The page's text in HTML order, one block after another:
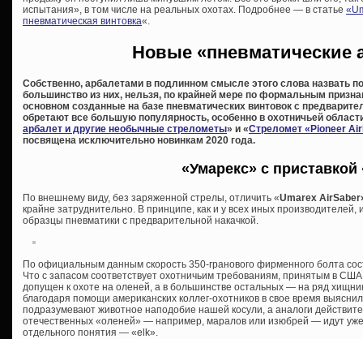
испытания», в том числе на реальных охотах. Подробнее — в статье
пневматическая винтовка«.
Новые «пневматические
Собственно, арбалетами в подлинном смысле этого слова назвать
большинство из них, нельзя, по крайней мере по формальным
основном созданные на базе пневматических винтовок с
обретают все большую популярность, особенно в охотничьей
арбалет и другие необычные стрелометы» и «Стреломет «Pioneer
посвящена исключительно новинкам 2020 года.
«Умарекс» с приставкой
По внешнему виду, без заряженной стрелы, отличить «Umarex
крайне затруднительно. В принципе, как и у всех иных производителей,
образцы пневматики с предварительной накачкой.
По официальным данным скорость 350-гранового фирменного болта
Что с запасом соответствует охотничьим требованиям, принятым в
допущен к охоте на оленей, а в большинстве остальных — на ряд
благодаря помощи американских коллег-охотников в свое время
подразумевают животное наподобие нашей косули, а аналоги
отечественных «оленей» — например, маралов или изюбрей — идут уже
отдельного понятия — «elk».